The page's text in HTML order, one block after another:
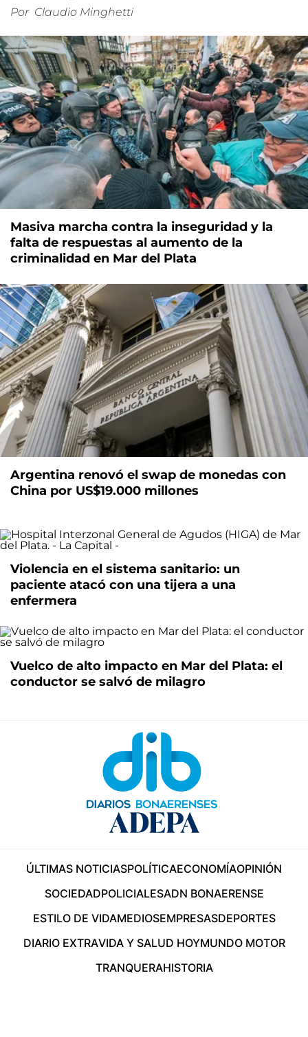
Por Claudio Minghetti
Masiva marcha contra la inseguridad y la
falta de respuestas al aumento de la
criminalidad en Mar del Plata
Argentina renovó el swap de monedas con
China por US$19.000 millones
Violencia en el sistema sanitario: un
paciente atacó con una tijera a una
enfermera
Vuelco de alto impacto en Mar del Plata: el
conductor se salvó de milagro
ÚLTIMAS NOTICIASPOLÍTICAECONOMÍAOPINIÓN
SOCIEDADPOLICIALESADN BONAERENSE
ESTILO DE VIDAMEDIOSEMPRESASDEPORTES
DIARIO EXTRAVIDA Y SALUD HOYMUNDO MOTOR
TRANQUERAHISTORIA